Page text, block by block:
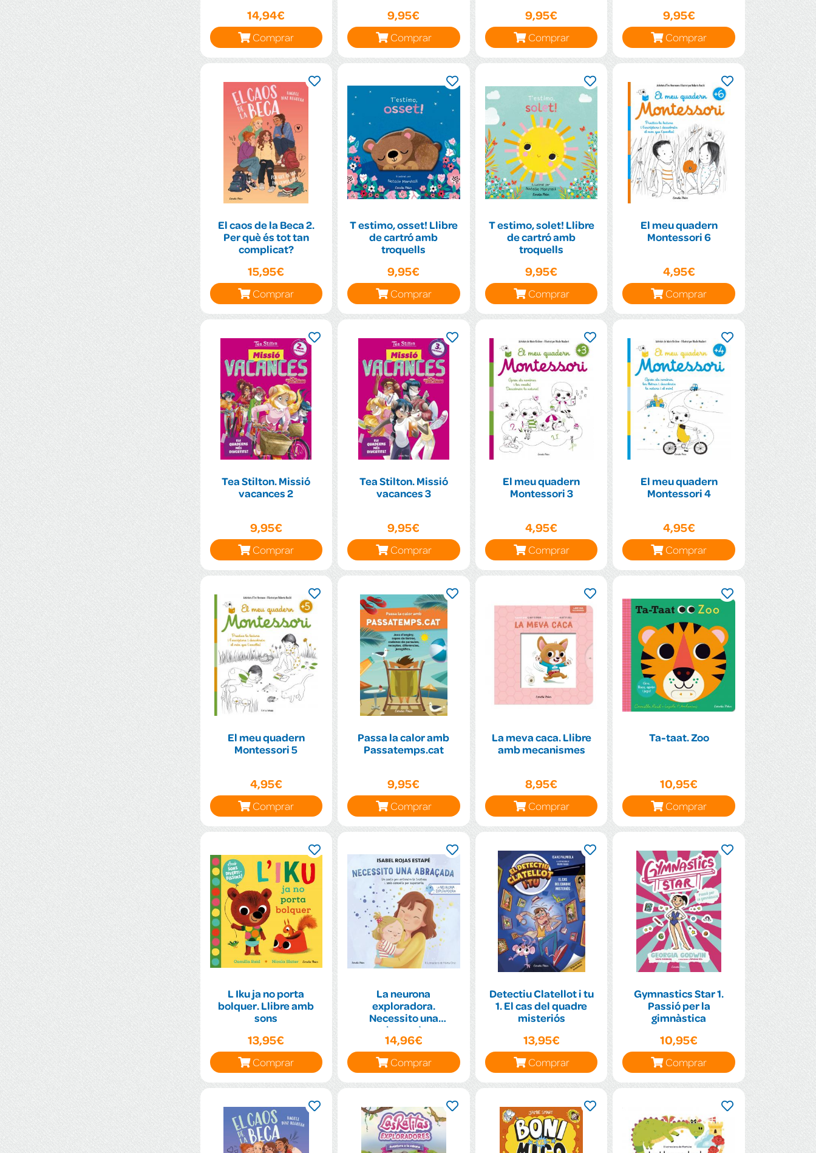
14,94€
Comprar
9,95€
Comprar
9,95€
Comprar
9,95€
Comprar
El caos de la Beca 2.
Per què és tot tan
complicat?
15,95€
Comprar
T estimo, osset! Llibre
de cartró amb
troquells
9,95€
Comprar
T estimo, solet! Llibre
de cartró amb
troquells
9,95€
Comprar
El meu quadern
Montessori 6
4,95€
Comprar
Tea Stilton. Missió
vacances 2
9,95€
Comprar
Tea Stilton. Missió
vacances 3
9,95€
Comprar
El meu quadern
Montessori 3
4,95€
Comprar
El meu quadern
Montessori 4
4,95€
Comprar
El meu quadern
Montessori 5
4,95€
Comprar
Passa la calor amb
Passatemps.cat
9,95€
Comprar
La meva caca. Llibre
amb mecanismes
8,95€
Comprar
Ta-taat. Zoo
10,95€
Comprar
L Iku ja no porta
bolquer. Llibre amb
sons
13,95€
Comprar
La neurona
exploradora.
Necessito una
abraçada
14,96€
Comprar
Detectiu Clatellot i tu
1. El cas del quadre
misteriós
13,95€
Comprar
Gymnastics Star 1.
Passió per la
gimnàstica
10,95€
Comprar